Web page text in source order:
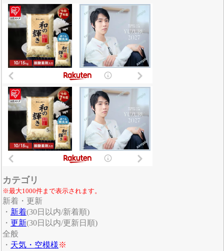
カテゴリ
※最大1000件まで表示されます。
新着・更新
・ 新着(30日以内/新着順)
・ 更新(30日以内/更新日順)
全般
・ 天気・空模様※